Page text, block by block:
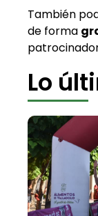
También
de forma
Lo